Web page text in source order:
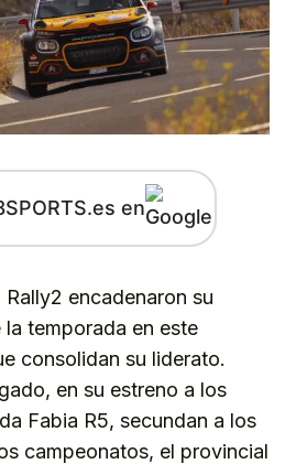
en
encadenaron su
temporada en este
consolidan su liderato.
en su estreno a los
Fabia R5, secundan a los
campeonatos, el provincial